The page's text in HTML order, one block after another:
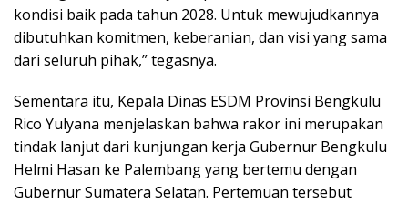
kondisi baik pada tahun 2028. Untuk mewujudkannya
dibutuhkan komitmen, keberanian, dan visi yang sama
dari seluruh pihak,” tegasnya.
Sementara itu, Kepala Dinas ESDM Provinsi Bengkulu
Rico Yulyana menjelaskan bahwa rakor ini merupakan
tindak lanjut dari kunjungan kerja Gubernur Bengkulu
Helmi Hasan ke Palembang yang bertemu dengan
Gubernur Sumatera Selatan. Pertemuan tersebut